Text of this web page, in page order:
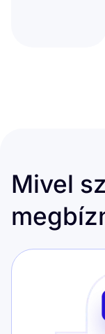
Mivel